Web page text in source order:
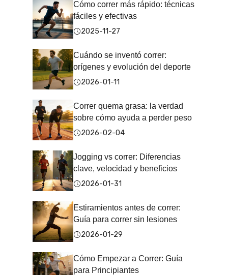
Cómo correr más rápido: técnicas
fáciles y efectivas
2025-11-27
Cuándo se inventó correr:
orígenes y evolución del deporte
2026-01-11
Correr quema grasa: la verdad
sobre cómo ayuda a perder peso
2026-02-04
Jogging vs correr: Diferencias
clave, velocidad y beneficios
2026-01-31
Estiramientos antes de correr:
Guía para correr sin lesiones
2026-01-29
Cómo Empezar a Correr: Guía
para Principiantes